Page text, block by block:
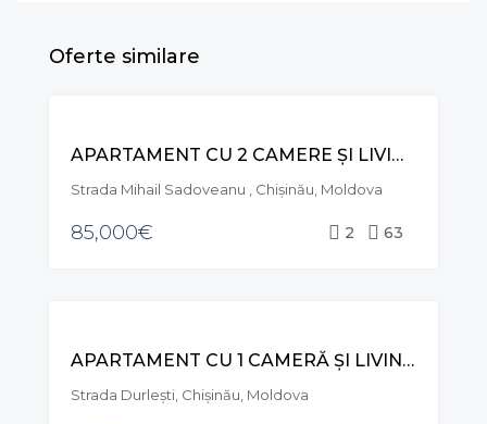
Oferte similare
APARTAMENT CU 2 CAMERE ȘI LIVING, STR. MIHAIL SADOVEANU, CIOCANA
Strada Mihail Sadoveanu , Chișinău, Moldova
85,000€ 2 63
APARTAMENT CU 1 CAMERĂ ȘI LIVING , STR. DURLEȘTI, DURLEȘTI
Strada Durleşti, Chișinău, Moldova